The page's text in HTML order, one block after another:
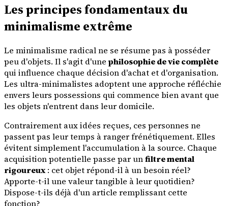
Les principes fondamentaux du
minimalisme extrême
Le minimalisme radical ne se résume pas à posséder
peu d'objets. Il s'agit d'une philosophie de vie complète
qui influence chaque décision d'achat et d'organisation.
Les ultra-minimalistes adoptent une approche réfléchie
envers leurs possessions qui commence bien avant que
les objets n'entrent dans leur domicile.
Contrairement aux idées reçues, ces personnes ne
passent pas leur temps à ranger frénétiquement. Elles
évitent simplement l'accumulation à la source. Chaque
acquisition potentielle passe par unfiltre mental
rigoureux: cet objet répond-il à un besoin réel?
Apporte-t-il une valeur tangible à leur quotidien?
Dispose-t-ils déjà d'un article remplissant cette
fonction?